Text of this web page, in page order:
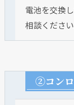
電池を交換
相談ください
②コンロ